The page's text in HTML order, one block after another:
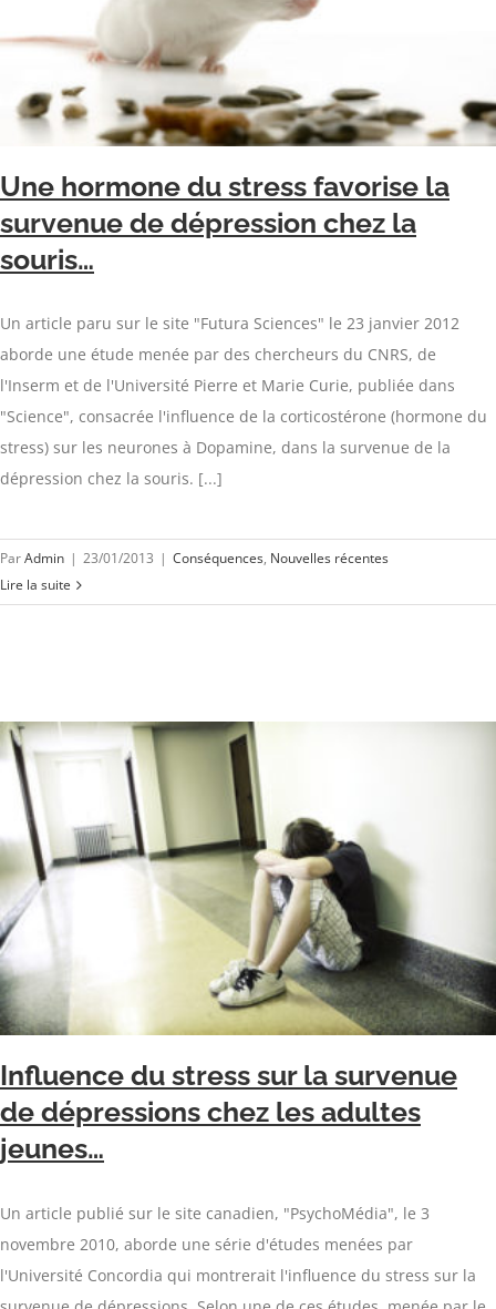
Une hormone du stress favorise la
survenue de dépression chez la
souris…
Un article paru sur le site "Futura Sciences" le 23 janvier 2012
aborde une étude menée par des chercheurs du CNRS, de
l'Inserm et de l'Université Pierre et Marie Curie, publiée dans
"Science", consacrée l'influence de la corticostérone (hormone du
stress) sur les neurones à Dopamine, dans la survenue de la
dépression chez la souris. [...]
ParAdmin | 23/01/2013 | Conséquences, Nouvelles récentes
Lire la suite
Influence du stress sur la survenue
de dépressions chez les adultes
jeunes…
Un article publié sur le site canadien, "PsychoMédia", le 3
novembre 2010, aborde une série d'études menées par
l'Université Concordia qui montrerait l'influence du stress sur la